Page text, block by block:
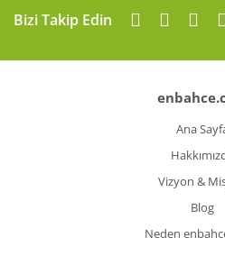
Bizi Takip Edin
Ana
Vizyon &
Blog
Neden